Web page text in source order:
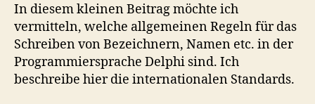
In diesem kleinen Beitrag möchte ich
vermitteln, welche allgemeinen Regeln für das
Schreiben von Bezeichnern, Namen etc. in der
Programmiersprache Delphi sind. Ich
beschreibe hier die internationalen Standards.